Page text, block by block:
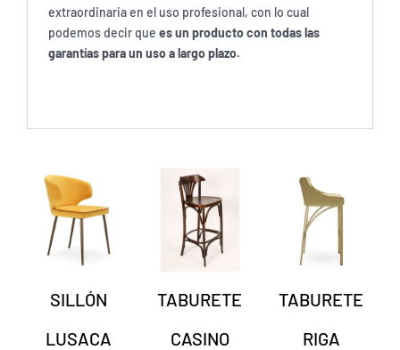
extraordinaria en el uso profesional, con lo cual
podemos decir que es un producto con todas las
garantías para un uso a largo plazo.
SILLÓN
LUSACA
TABURETE
CASINO
TABURETE
RIGA